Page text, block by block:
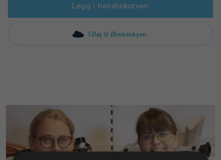
Legg i handlekurven
Tilføj til Ønskeskyen